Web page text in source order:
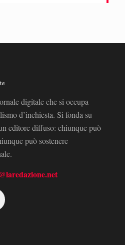
digitale che si occupa
d’inchiesta. Si fonda su
editore diffuso: chiunque può
può sostenere